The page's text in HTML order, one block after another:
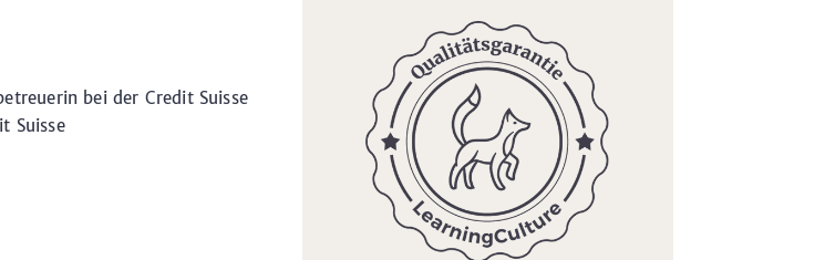
bei der Credit Suisse
Suisse